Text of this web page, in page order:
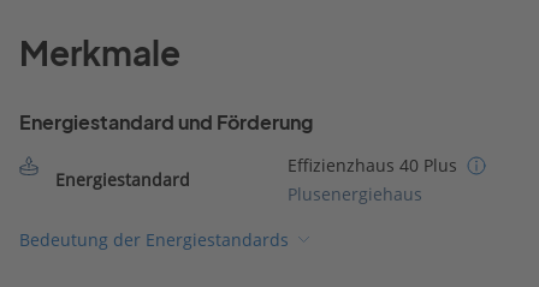
Merkmale
Energiestandard und Förderung
Energiestandard
Effizienzhaus 40 Plus
Plusenergiehaus
Bedeutung der Energiestandards